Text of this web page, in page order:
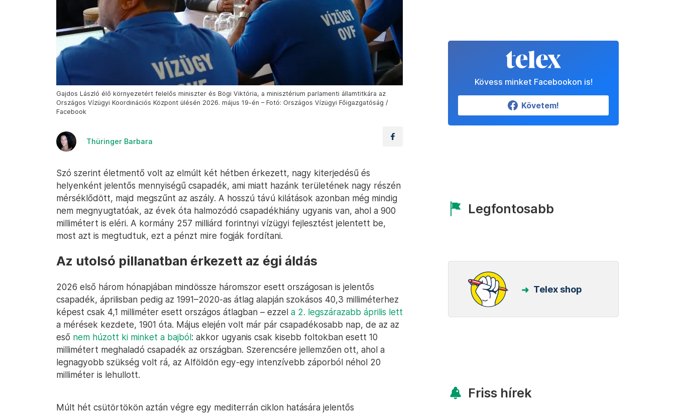
Gajdos László élő környezetért felelős miniszter és Bögi Viktória, a minisztérium parlamenti államtitkára az
Országos Vízügyi Koordinációs Központ ülésén 2026. május 19-én – Fotó: Országos Vízügyi Főigazgatóság /
Facebook
Thüringer Barbara
Szó szerint életmentő volt az elmúlt két hétben érkezett, nagy kiterjedésű és
helyenként jelentős mennyiségű csapadék, ami miatt hazánk területének nagy részén
mérséklődött, majd megszűnt az aszály. A hosszú távú kilátások azonban még mindig
nem megnyugtatóak, az évek óta halmozódó csapadékhiány ugyanis van, ahol a 900
millimétert is eléri. A kormány 257 milliárd forintnyi vízügyi fejlesztést jelentett be,
most azt is megtudtuk, ezt a pénzt mire fogják fordítani.
Az utolsó pillanatban érkezett az égi áldás
2026 első három hónapjában mindössze háromszor esett országosan is jelentős
csapadék, áprilisban pedig az 1991–2020-as átlag alapján szokásos 40,3 milliméterhez
képest csak 4,1 milliméter esett országos átlagban – ezzel a 2. legszárazabb április lett
a mérések kezdete, 1901 óta. Május elején volt már pár csapadékosabb nap, de az az
eső nem húzott ki minket a bajból: akkor ugyanis csak kisebb foltokban esett 10
millimétert meghaladó csapadék az országban. Szerencsére jellemzően ott, ahol a
legnagyobb szükség volt rá, az Alföldön egy-egy intenzívebb záporból néhol 20
milliméter is lehullott.
Múlt hét csütörtökön aztán végre egy mediterrán ciklon hatására jelentős
Kövess minket Facebookon is!
Követem!
Legfontosabb
Telex shop
Friss hírek